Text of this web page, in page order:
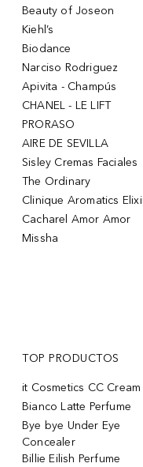
Beauty of Joseon
Kiehl’s
Biodance
Narciso Rodriguez
Apivita - Champús
CHANEL - LE LIFT
PRORASO
AIRE DE SEVILLA
Sisley Cremas Faciales
The Ordinary
Clinique Aromatics
Cacharel Amor Amor
Missha
TOP PRODUCTOS
it Cosmetics CC Cream
Bianco Latte Perfume
Bye bye Under Eye
Concealer
Billie Eilish Perfume